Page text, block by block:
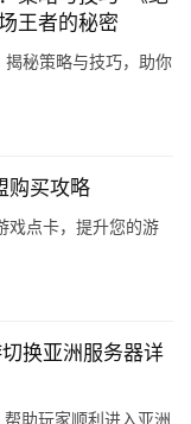
策略与技巧-《绝
王者的秘密
秘策略与技巧，助你